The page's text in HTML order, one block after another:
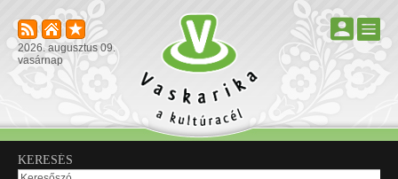
2026. augusztus 09.
vasárnap
KERESÉS